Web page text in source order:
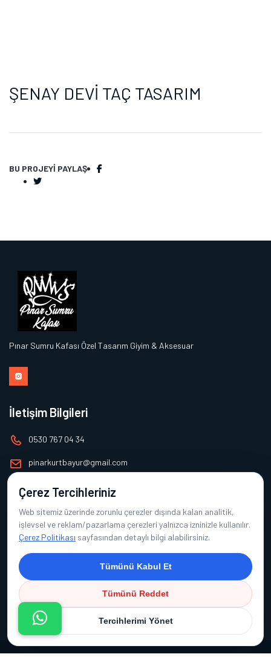
ŞENAY DEVİ TAÇ TASARIM
BU PROJEYI PAYLAŞ
Pınar Sumru Kafası Özel Tasarım Giyim & Aksesuar
İletişim Bilgileri
0530 767 04 34
pinarkurtbayur@gmail.com
Alt Menü
Ana Sayfa
Hakkımızda
Ürünlerimiz
Referanslarımız
İletişim
Çerez Tercihleriniz
Web sitemiz üzerinde zorunlu çerezler dışında kalan analitik,
işlevsel ve reklam/pazarlama çerezleri yalnızca izninizle kullanılır.
Çerez Politikası sayfasından detaylı bilgi alabilirsiniz.
Tümünü Kabul Et
Tümünü Reddet
Tercihlerimi Yönet